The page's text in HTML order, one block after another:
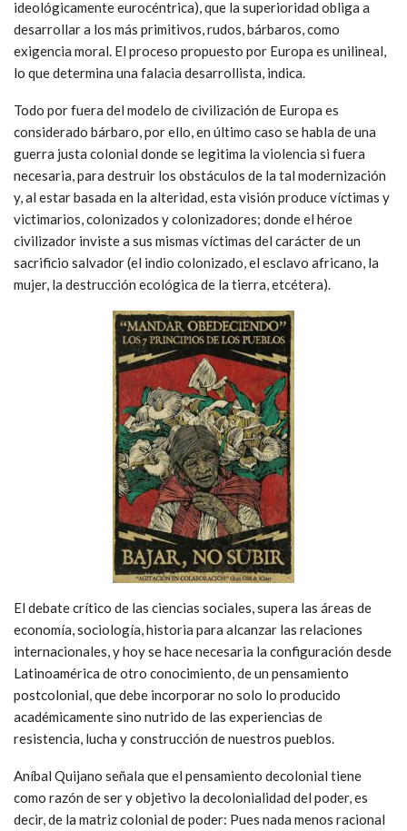
ideológicamente eurocéntrica), que la superioridad obliga a
desarrollar a los más primitivos, rudos, bárbaros, como
exigencia moral. El proceso propuesto por Europa es unilineal,
lo que determina una falacia desarrollista, indica.
Todo por fuera del modelo de civilización de Europa es
considerado bárbaro, por ello, en último caso se habla de una
guerra justa colonial donde se legitima la violencia si fuera
necesaria, para destruir los obstáculos de la tal modernización
y, al estar basada en la alteridad, esta visión produce víctimas y
victimarios, colonizados y colonizadores; donde el héroe
civilizador inviste a sus mismas víctimas del carácter de un
sacrificio salvador (el indio colonizado, el esclavo africano, la
mujer, la destrucción ecológica de la tierra, etcétera).
El debate crítico de las ciencias sociales, supera las áreas de
economía, sociología, historia para alcanzar las relaciones
internacionales, y hoy se hace necesaria la configuración desde
Latinoamérica de otro conocimiento, de un pensamiento
postcolonial, que debe incorporar no solo lo producido
académicamente sino nutrido de las experiencias de
resistencia, lucha y construcción de nuestros pueblos.
Aníbal Quijano señala que el pensamiento decolonial tiene
como razón de ser y objetivo la decolonialidad del poder, es
decir, de la matriz colonial de poder: Pues nada menos racional